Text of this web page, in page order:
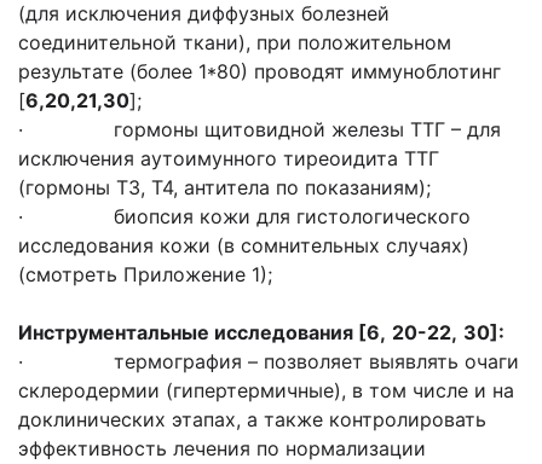
(для исключения диффузных болезней
соединительной ткани), при положительном
результате (более 1*80) проводят иммуноблотинг
[6,20,21,30];
· гормоны щитовидной железы ТТГ – для
исключения аутоимунного тиреоидита ТТГ
(гормоны Т3, Т4, антитела по показаниям);
· биопсия кожи для гистологического
исследования кожи (в сомнительных случаях)
(смотреть Приложение 1);
Инструментальные исследования [6, 20-22, 30] :
· термография – позволяет выявлять очаги
склеродермии (гипертермичные), в том числе и на
доклинических этапах, а также контролировать
эффективность лечения по нормализации